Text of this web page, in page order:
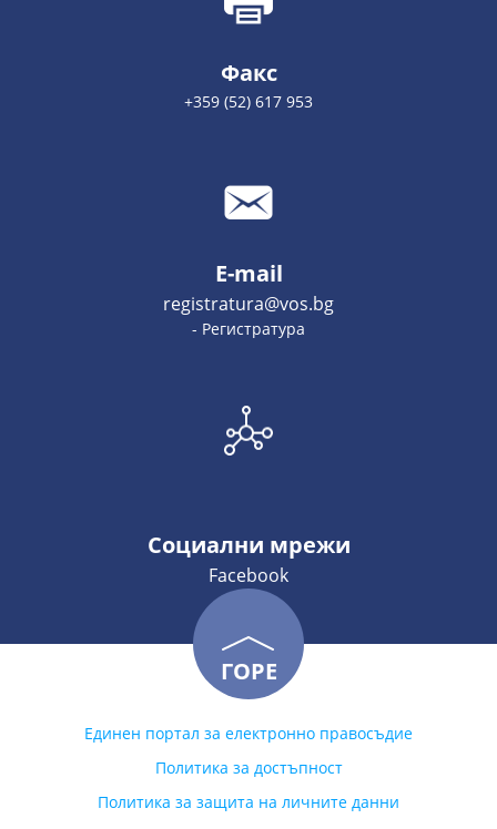
Факс
+359 (52) 617 953
E-mail
registratura@vos.bg
- Регистратура
Социални мрежи
Facebook
ГОРЕ
Единен портал за електронно правосъдие
Политика за достъпност
Политика за защита на личните данни